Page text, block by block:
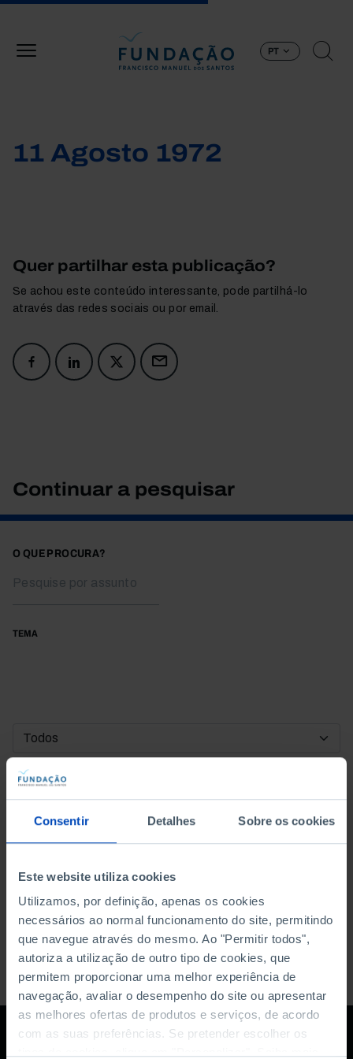
Consentir Detalhes Sobre os cookies
Este website utiliza cookies
Utilizamos, por definição, apenas os cookies
necessários ao normal funcionamento do site, permitindo
que navegue através do mesmo. Ao "Permitir todos",
autoriza a utilização de outro tipo de cookies, que
permitem proporcionar uma melhor experiência de
navegação, avaliar o desempenho do site ou apresentar
as melhores ofertas de produtos e serviços, de acordo
com as suas preferências. Se pretender escolher os
PT
11 Agosto 1972
Quer partilhar esta publicação?
Se achou este conteúdo interessante, pode partilhá-lo
através das redes sociais ou por email.
Continuar a pesquisar
O QUE PROCURA?
TEMA
DATA DE INÍCIO
DATA DE FIM